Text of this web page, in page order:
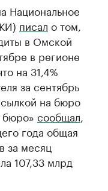
Национальное
писал о том,
в Омской
в регионе
на 31,4%
за сентябрь
на бюро
бюро» сообщал
года общая
за месяц
107,33 млрд